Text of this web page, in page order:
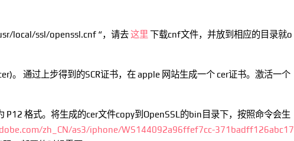
local/ssl/openssl.cnf “，请去这里 下载cnf文件，并放到相应的目录就o
。 通过上步得到的SCR证书，在apple 网站生成一个 cer证书。激活一个
P12 格式。将生成的cer文件copy到OpenSSL的bin目录下，按照命令会生
zh_CN/as3/iphone/WS144092a96ffef7cc-371badff126abc17